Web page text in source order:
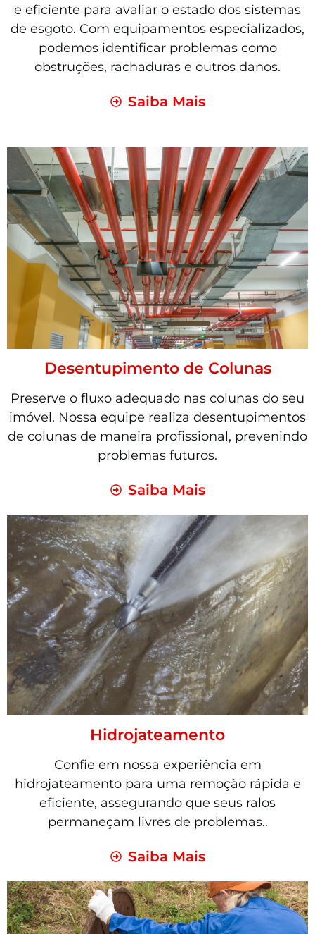
e eficiente para avaliar o estado dos sistemas
de esgoto. Com equipamentos especializados,
podemos identificar problemas como
obstruções, rachaduras e outros danos.
Saiba Mais
Desentupimento de Colunas
Preserve o fluxo adequado nas colunas do seu
imóvel. Nossa equipe realiza desentupimentos
de colunas de maneira profissional, prevenindo
problemas futuros.
Saiba Mais
Hidrojateamento
Confie em nossa experiência em
hidrojateamento para uma remoção rápida e
eficiente, assegurando que seus ralos
permaneçam livres de problemas..
Saiba Mais